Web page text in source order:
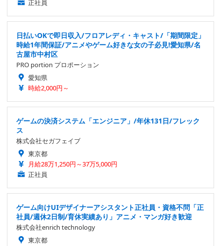
正社員
日払いOKで即日収入/フロアレディ・キャスト/「期間限定」
時給1年間保証/アニメやゲーム好きな女の子必見!愛知県/名
古屋市中村区
PRO portion プロポーション
愛知県
時給2,000円～
ゲームの決済システム「エンジニア」/年休131日/フレック
ス
株式会社セガフェイブ
東京都
月給28万1,250円～37万5,000円
正社員
ゲーム向けUIデザイナーアシスタント正社員・資格不問「正
社員/週休2日制/育休実績あり」アニメ・マンガ好き歓迎
株式会社enrich technology
東京都